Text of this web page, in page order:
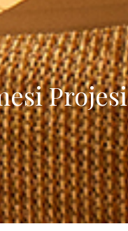
Projesi